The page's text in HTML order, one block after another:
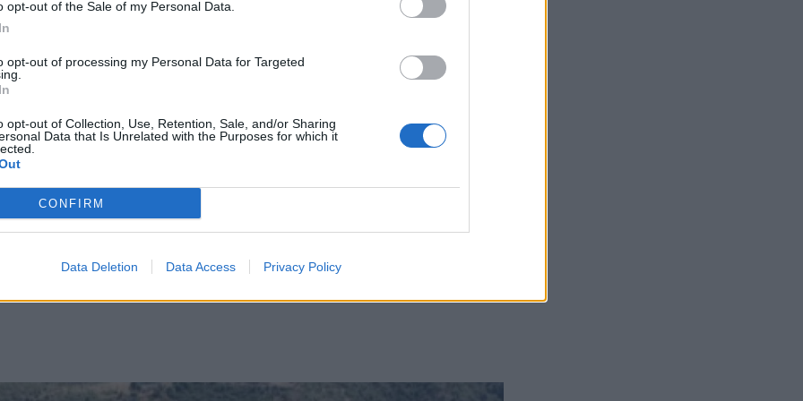
opt-out of the Sale of my Personal Data.
opt-out of processing my Personal Data for Targeted
opt-out of Collection, Use, Retention, Sale, and/or Sharing
Data that Is Unrelated with the Purposes for which it
CONFIRM
Data Deletion Data Access Privacy Policy
ΕΦΚΑ, ΔΥΠΑ από 23 έως 27 Ιουνίου
«πετούν» ψηλά στις τιμές – Τι πληρώνει σήμερα
θα φτάσει τα 2,20 ευρώ το Πάσχα
και το δελτίο καυσίμων στην Ευρώπη